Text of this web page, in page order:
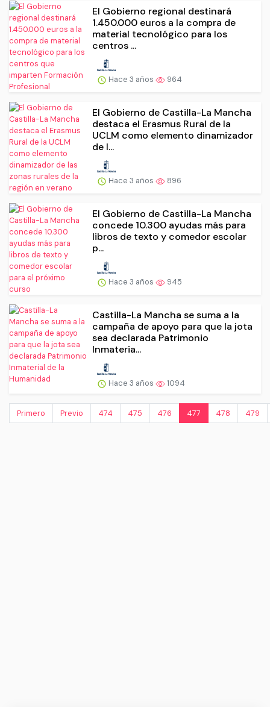
El Gobierno regional destinará
1.450.000 euros a la compra de
material tecnológico para los
centros ...
Hace 3 años 964
El Gobierno de Castilla-La Mancha
destaca el Erasmus Rural de la
UCLM como elemento dinamizador
de l...
Hace 3 años 896
El Gobierno de Castilla-La Mancha
concede 10.300 ayudas más para
libros de texto y comedor escolar
p...
Hace 3 años 945
Castilla-La Mancha se suma a la
campaña de apoyo para que la jota
sea declarada Patrimonio
Inmateria...
Hace 3 años 1094
Primero Previo 474 475 476 477 478 479